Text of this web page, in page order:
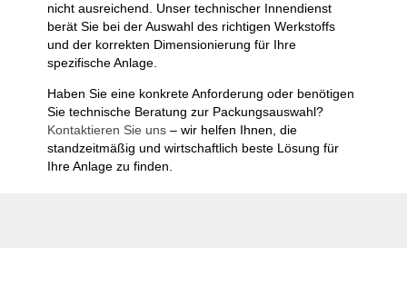
nicht ausreichend. Unser technischer Innendienst
berät Sie bei der Auswahl des richtigen Werkstoffs
und der korrekten Dimensionierung für Ihre
spezifische Anlage.
Haben Sie eine konkrete Anforderung oder benötigen
Sie technische Beratung zur Packungsauswahl?
Kontaktieren Sie uns – wir helfen Ihnen, die
standzeitmäßig und wirtschaftlich beste Lösung für
Ihre Anlage zu finden.